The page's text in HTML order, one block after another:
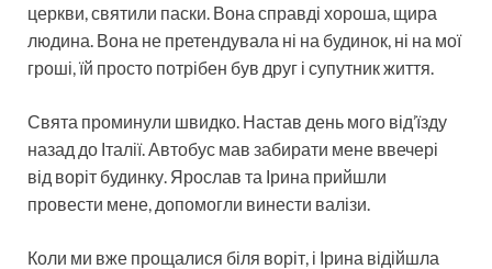
церкви, святили паски. Вона справді хороша, щира
людина. Вона не претендувала ні на будинок, ні на мої
гроші, їй просто потрібен був друг і супутник життя.
Свята проминули швидко. Настав день мого від’їзду
назад до Італії. Автобус мав забирати мене ввечері
від воріт будинку. Ярослав та Ірина прийшли
провести мене, допомогли винести валізи.
Коли ми вже прощалися біля воріт, і Ірина відійшла